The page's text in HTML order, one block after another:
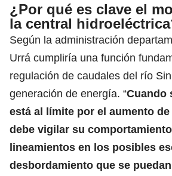
¿Por qué es clave el
la central
Según la administración
Urrá cumpliría una función
regulación de caudales del río
generación de energía. “Cuando
está al límite por el aumento
debe vigilar su
lineamientos en los posibles
desbordamiento que se